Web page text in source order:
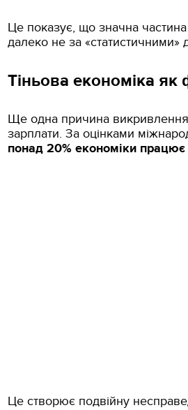
Це показує, що значна частина
далеко не за «статистичними»
Тіньова економіка як
Ще одна причина викривлення
зарплати. За оцінками
понад 20% економіки працює
Це створює подвійну